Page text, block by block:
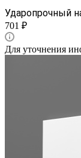
Ударопрочный
701 ₽
Для уточнения